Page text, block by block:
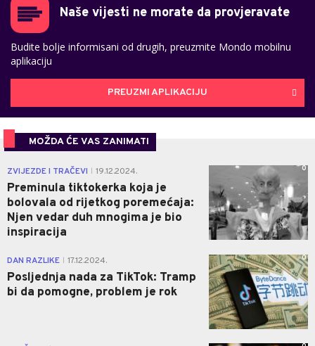
Naše vijesti ne morate da provjeravate
Budite bolje informisani od drugih, preuzmite Mondo mobilnu
aplikaciju
PREUZMI APLIKACIJU
MOŽDA ĆE VAS ZANIMATI
ZVIJEZDE I TRAČEVI 19.12.2024.
Preminula tiktokerka koja je
bolovala od rijetkog poremećaja:
Njen vedar duh mnogima je bio
inspiracija
0
DAN RAZLIKE 17.12.2024.
Posljednja nada za TikTok: Tramp
bi da pomogne, problem je rok
0